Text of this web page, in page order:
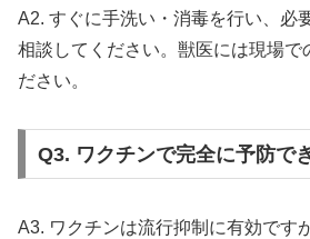
A2. すぐに手洗い・消毒を行い、必
相談してください。獣医には現場で
ださい。
Q3. ワクチンで完全に予防で
A3. ワクチンは流行抑制に有効です